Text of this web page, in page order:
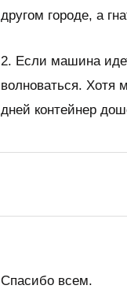
другом городе, а
2. Если машина
волноваться. Хотя
дней контейнер
Спасибо всем.